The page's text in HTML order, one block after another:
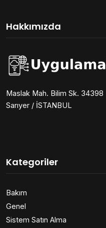
Hakkımızda
Maslak Mah. Bilim Sk. 34398
Sarıyer / İSTANBUL
Kategoriler
Bakım
Genel
Sistem Satın Alma